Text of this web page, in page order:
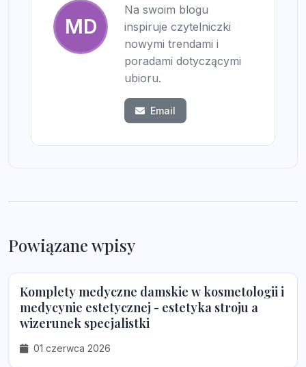
MD
Na swoim blogu
inspiruje czytelniczki
nowymi trendami i
poradami dotyczącymi
ubioru.
Email
Powiązane wpisy
Komplety medyczne damskie w kosmetologii i
medycynie estetycznej - estetyka stroju a
wizerunek specjalistki
01 czerwca 2026